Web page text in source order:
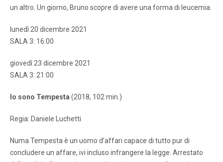
un altro. Un giorno, Bruno scopre di avere una forma di leucemia.
lunedì 20 dicembre 2021
SALA 3: 16:00
giovedì 23 dicembre 2021
SALA 3: 21:00
Io sono Tempesta (2018, 102 min.)
Regia: Daniele Luchetti
Numa Tempesta è un uomo d’affari capace di tutto pur di
concludere un affare, ivi incluso infrangere la legge. Arrestato